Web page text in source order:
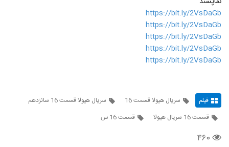
https://bit.ly/2VsDaGb
https://bit.ly/2VsDaGb
https://bit.ly/2VsDaGb
https://bit.ly/2VsDaGb
https://bit.ly/2VsDaGb
فیلم سریال هیولا قسمت 16
سریال هیولا قسمت 16 سانزدهم
قسمت 16 سریال هیولا
قسمت 16 س
۴۶۰